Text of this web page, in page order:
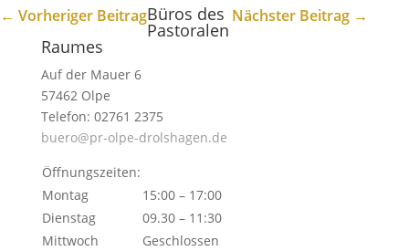
← Vorheriger Beitrag Nächster Beitrag →
Büros des
Pastoralen
Raumes
Auf der Mauer 6
57462 Olpe
Telefon: 02761 2375
buero@pr-olpe-drolshagen.de
Öffnungszeiten:
Montag
15:00 – 17:00
Dienstag
09.30 – 11:30
Mittwoch
Geschlossen